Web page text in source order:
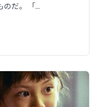
だ。 「...